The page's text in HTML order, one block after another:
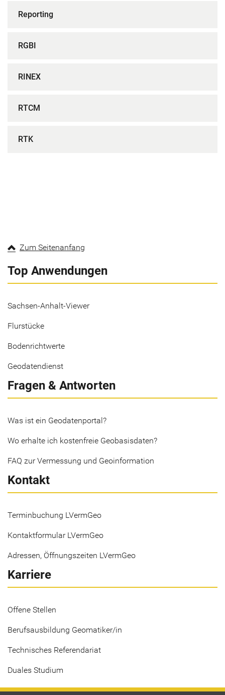
Reporting
RGBI
RINEX
RTCM
RTK
Zum Seitenanfang
Top Anwendungen
Sachsen-Anhalt-Viewer
Flurstücke
Bodenrichtwerte
Geodatendienst
Fragen & Antworten
Was ist ein Geodatenportal?
Wo erhalte ich kostenfreie Geobasisdaten?
FAQ zur Vermessung und Geoinformation
Kontakt
Terminbuchung LVermGeo
Kontaktformular LVermGeo
Adressen, Öffnungszeiten LVermGeo
Karriere
Offene Stellen
Berufsausbildung Geomatiker/in
Technisches Referendariat
Duales Studium